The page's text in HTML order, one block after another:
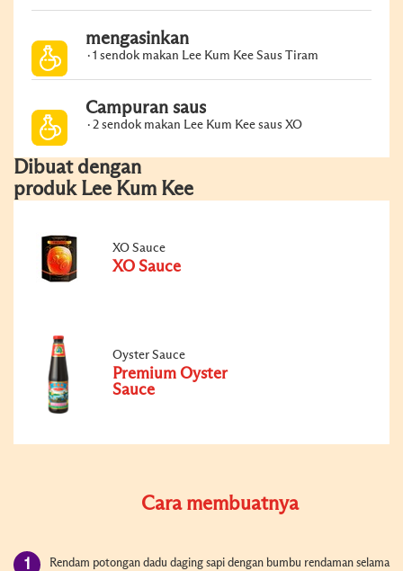
mengasinkan
1 sendok makan Lee Kum Kee Saus Tiram
Campuran saus
2 sendok makan Lee Kum Kee saus XO
Dibuat dengan
produk Lee Kum Kee
XO Sauce
XO Sauce
Oyster Sauce
Premium Oyster
Sauce
Cara membuatnya
Rendam potongan dadu daging sapi dengan bumbu rendaman selama